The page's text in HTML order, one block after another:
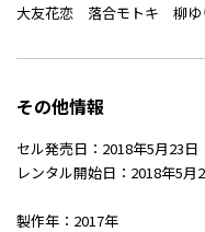
大友花恋 落合モトキ 柳
その他情報
セル発売日：2018年5月23日
レンタル開始日：2018年5月
製作年：2017年